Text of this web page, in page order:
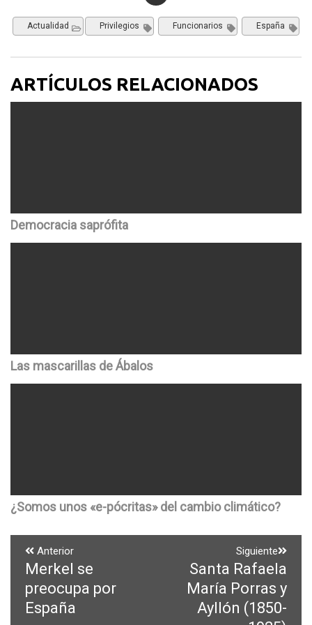
Actualidad España
Funcionarios
Privilegios
ARTÍCULOS RELACIONADOS
Democracia saprófita
Las mascarillas de Ábalos
¿Somos unos «e-pócritas» del cambio climático?
Navegación
de
entradas
Anterior
Entrada
anterior:
Merkel se
preocupa por
España
Siguiente
Entrada
siguiente:
Santa Rafaela
María Porras y
Ayllón (1850-